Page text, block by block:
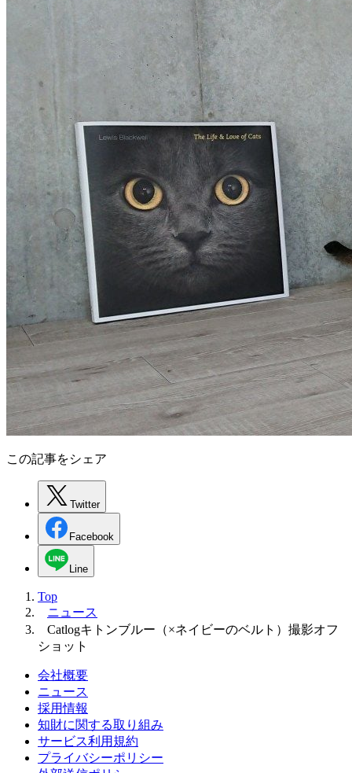
この記事をシェア
Twitter
Facebook
Line
Top
ニュース
Catlogキトンブルー（×ネイビーのベルト）撮影オフ
ショット
会社概要
ニュース
採用情報
知財に関する取り組み
サービス利用規約
プライバシーポリシー